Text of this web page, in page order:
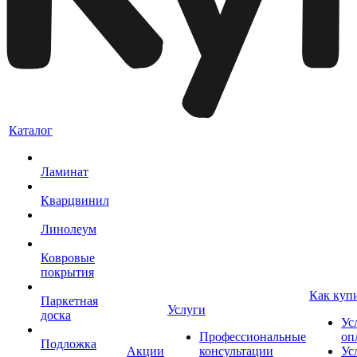
Каталог
Ламинат
Кварцвинил
Линолеум
Ковровые
покрытия
Паркетная
доска
Подложка
Акции
Услуги
Профессиональные
консультации
Как